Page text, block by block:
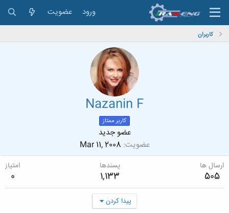
ورود عضویت
کاربران
Nazanin F
کاربر ممتاز
عضو جدید
عضویت Mar 11, 2008
ارسال ها
505
پسندها
1,133
امتیاز
0
پیدا کردن